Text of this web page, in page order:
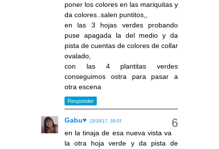
poner los colores en las mariquitas y
da colores..salen puntitos,,
en las 3 hojas verdes probando
puse apagada la del medio y da
pista de cuentas de colores de collar
ovalado,
con las 4 plantitas verdes
conseguimos ostra para pasar a
otra escena
Responder
Gabu♥ 13/10/17, 18:03
en la tinaja de esa nueva vista va
la otra hoja verde y da pista de